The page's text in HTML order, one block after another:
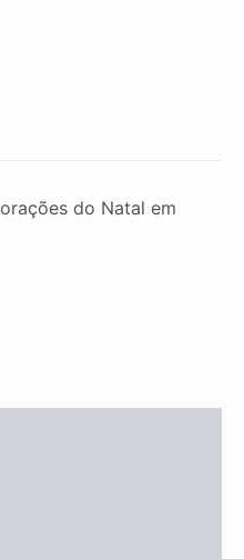
do Natal em